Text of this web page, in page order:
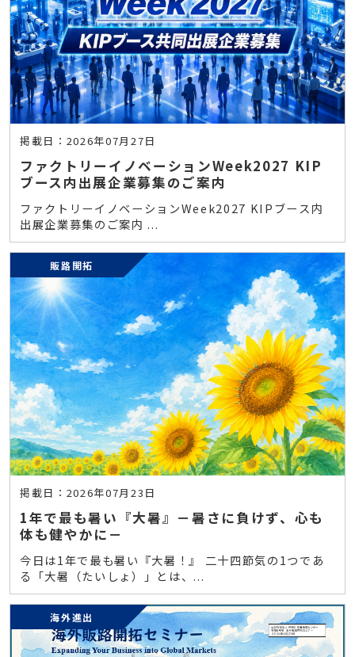
掲載日：2026年07月27日
ファクトリーイノベーションWeek2027 KIP
ブース内出展企業募集のご案内
ファクトリーイノベーションWeek2027 KIPブース内
出展企業募集のご案内 ...
販路開拓
掲載日：2026年07月23日
1年で最も暑い『大暑』－暑さに負けず、心も
体も健やかに－
今日は1年で最も暑い『大暑！』 二十四節気の1つであ
る「大暑（たいしょ）」とは、...
海外進出